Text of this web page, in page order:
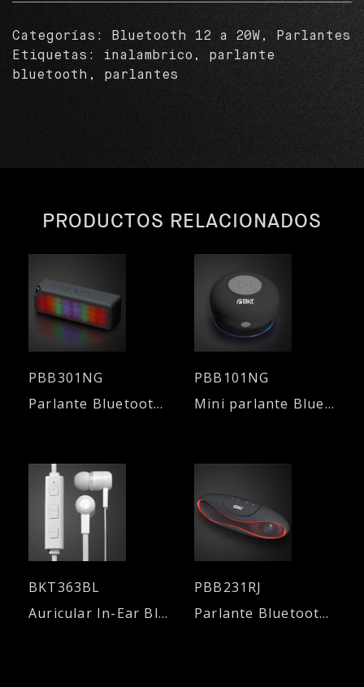
Categorías: Bluetooth 12 a 20W ,
Parlantes
Etiquetas:
inalambrico , parlante
bluetooth , parlantes
PRODUCTOS RELACIONADOS
PBB301NG
Parlante Bluetooth con luces dinámicas 6W - NEGRO
PBB101NG
Mini parlante Bluetooth con sopapa. Resistente al agua.
BKT363BL
Auricular In-Ear Bluetooth V4.0 - Manos libres - BLANCO
PBB231RJ
Parlante Bluetooth - 6W